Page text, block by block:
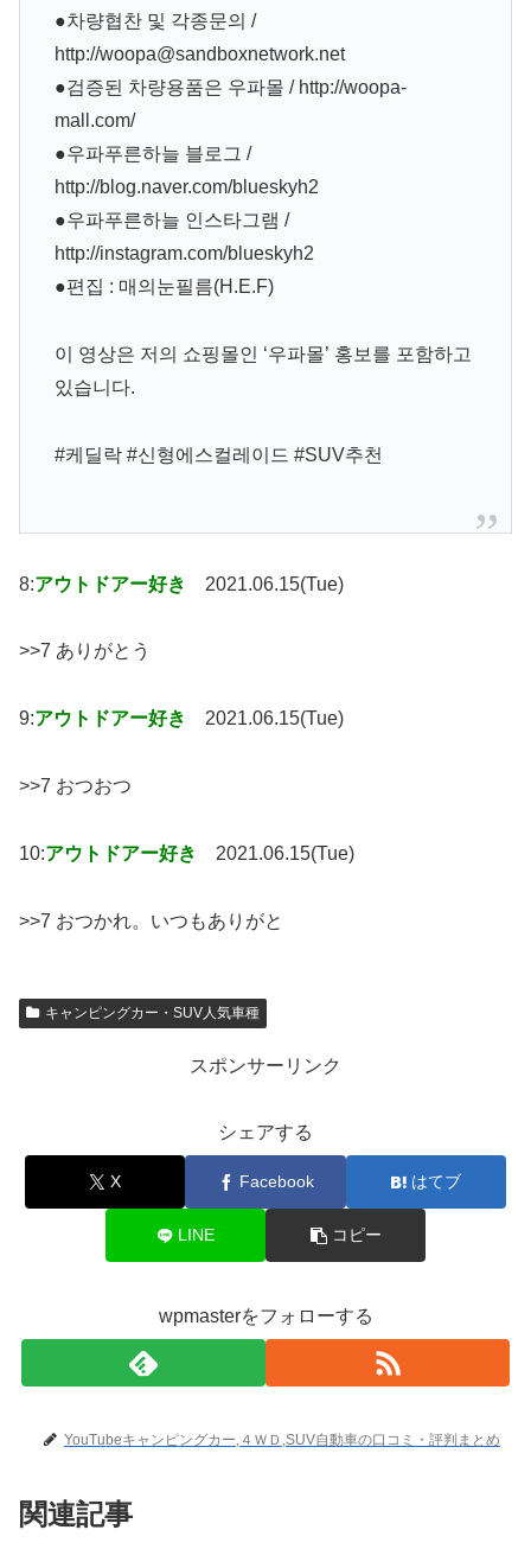
●차량협찬 및 각종문의 /
http://woopa@sandboxnetwork.net
●검증된 차량용품은 우파몰 / http://woopa-
mall.com/
●우파푸른하늘 블로그 /
http://blog.naver.com/blueskyh2
●우파푸른하늘 인스타그램 /
http://instagram.com/blueskyh2
●편집 : 매의눈필름(H.E.F)
이 영상은 저의 쇼핑몰인 ‘우파몰’ 홍보를 포함하고
있습니다.
#케딜락 #신형에스컬레이드 #SUV추천
8:アウトドアー好き 2021.06.15(Tue)
>>7 ありがとう
9:アウトドアー好き 2021.06.15(Tue)
>>7 おつおつ
10:アウトドアー好き 2021.06.15(Tue)
>>7 おつかれ。いつもありがと
キャンピングカー・SUV人気車種
スポンサーリンク
シェアする
X Facebook はてブ
LINE コピー
wpmasterをフォローする
YouTubeキャンピングカー,４ＷＤ,SUV自動車の口コミ・評判まとめ
関連記事